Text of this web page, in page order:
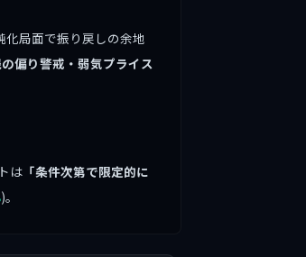
化局面で振り戻しの余地
偏り警戒・弱気プライス
は 「条件次第で限定的に
)。